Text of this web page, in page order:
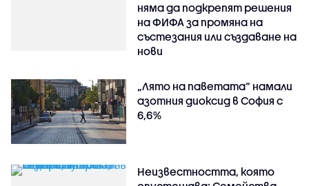
няма да подкрепят решения
на ФИФА за промяна на
състезания или създаване на
нови
„Лято на паветата“ намали
азотния диоксид в София с
6,6%
Неизвестността, която